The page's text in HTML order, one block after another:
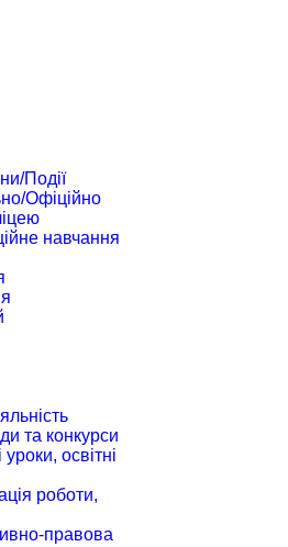
Події
Офіційно
навчання
та конкурси
уроки, освітні
роботи,
правова